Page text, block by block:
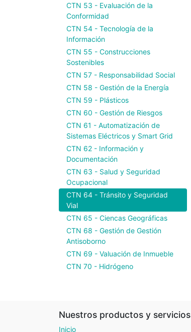
CTN 53 - Evaluación de la
Conformidad
CTN 54 - Tecnología de la
Información
CTN 55 - Construcciones
Sostenibles
CTN 57 - Responsabilidad Social
CTN 58 - Gestión de la Energía
CTN 59 - Plásticos
CTN 60 - Gestión de Riesgos
CTN 61 - Automatización de
Sistemas Eléctricos y Smart Grid
CTN 62 - Información y
Documentación
CTN 63 - Salud y Seguridad
Ocupacional
CTN 64 - Tránsito y Seguridad
Vial
CTN 65 - Ciencas Geográficas
CTN 68 - Gestión de Gestión
Antisoborno
CTN 69 - Valuación de Inmueble
CTN 70 - Hidrógeno
Nuestros productos y servicios
Inicio